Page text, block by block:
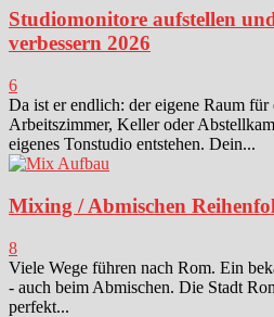
Studiomonitore aufstellen
verbessern 2026
6
Da ist er endlich: der eigene Raum
Arbeitszimmer, Keller oder
eigenes Tonstudio entstehen. Dein...
Mixing / Abmischen
8
Viele Wege führen nach Rom. Ein
- auch beim Abmischen. Die Stadt
perfekt...